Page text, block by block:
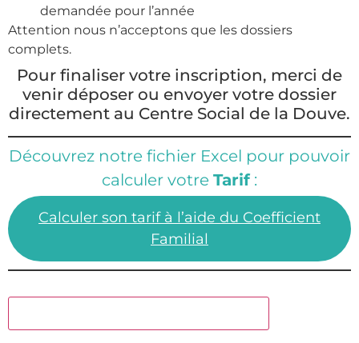
demandée pour l’année
Attention nous n’acceptons que les dossiers
complets.
Pour finaliser votre inscription, merci de
venir déposer ou envoyer votre dossier
directement au Centre Social de la Douve.
Découvrez notre fichier Excel pour pouvoir
calculer votre Tarif:
Calculer son tarif à l’aide du Coefficient
Familial